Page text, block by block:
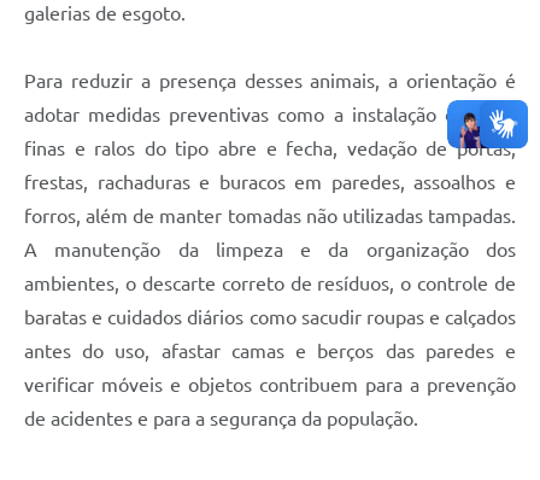
galerias de esgoto.
Para reduzir a presença desses animais, a orientação é
adotar medidas preventivas como a instalação de telas
finas e ralos do tipo abre e fecha, vedação de portas,
frestas, rachaduras e buracos em paredes, assoalhos e
forros, além de manter tomadas não utilizadas tampadas.
A manutenção da limpeza e da organização dos
ambientes, o descarte correto de resíduos, o controle de
baratas e cuidados diários como sacudir roupas e calçados
antes do uso, afastar camas e berços das paredes e
verificar móveis e objetos contribuem para a prevenção
de acidentes e para a segurança da população.